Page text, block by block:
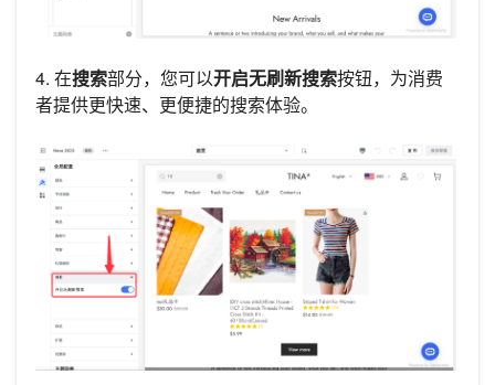
4. 在搜索部分，您可以开启无刷新搜索按钮，为消费
者提供更快速、更便捷的搜索体验。